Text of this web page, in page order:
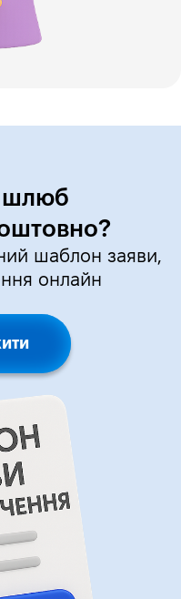
шлюб
шаблон заяви,
онлайн